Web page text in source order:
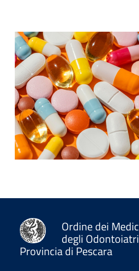
Ordine dei
degli
Provincia di Pescara